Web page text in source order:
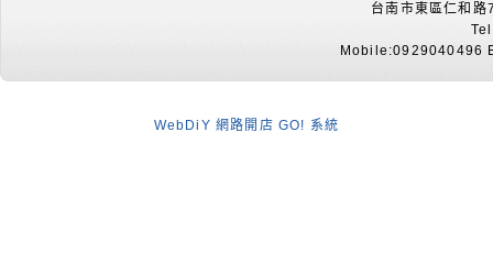
台南市東區仁和
Mobile:0929040496
WebDiY 網路開店 GO! 系統